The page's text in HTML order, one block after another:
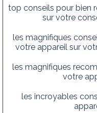
top conseils pour bien
sur votre
les magnifiques
votre appareil sur
les magnifiques
votre
les incroyables